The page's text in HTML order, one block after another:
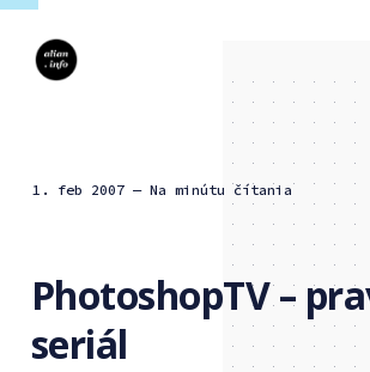
1. feb 2007 — Na minútu čítania
PhotoshopTV –
seriál